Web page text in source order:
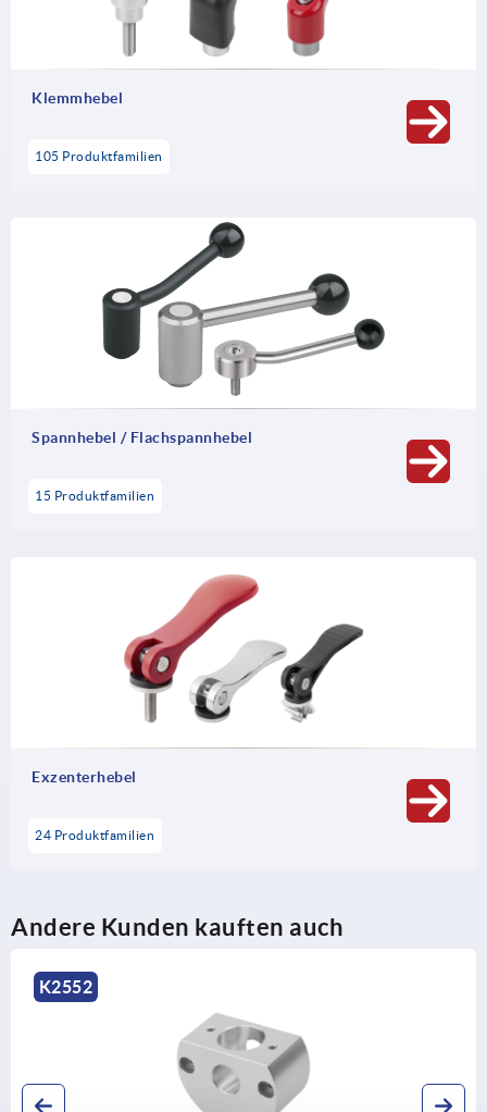
Zuverlässigkeit bei einfachen Spannaufgaben.
Klemmhebel
105 Produktfamilien
Spannhebel / Flachspannhebel
15 Produktfamilien
Exzenterhebel
24 Produktfamilien
Andere Kunden kauften auch
K2552